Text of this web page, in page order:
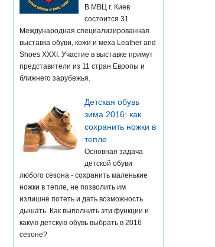
В МВЦ г. Киев
состоится 31
Международная специализированная
выставка обуви, кожи и меха Leather and
Shoes XXXI. Участие в выставке примут
представители из 11 стран Европы и
ближнего зарубежья.
Детская обувь
зима 2016: как
сохранить ножки в
тепле
Основная задача
детской обуви
любого сезона - сохранить маленькие
ножки в тепле, не позволить им
излишне потеть и дать возможность
дышать. Как выполнить эти функции и
какую детскую обувь выбрать в 2016
сезоне?